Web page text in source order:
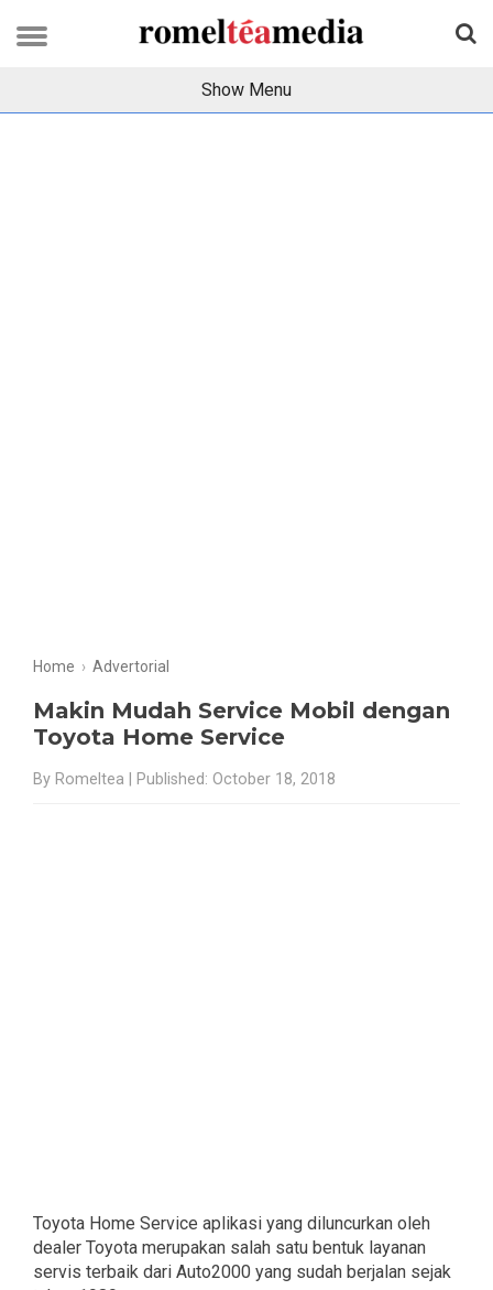
Show Menu
Home › Advertorial
Makin Mudah Service Mobil dengan
Toyota Home Service
By Romeltea | Published: October 18, 2018
Toyota Home Service aplikasi yang diluncurkan oleh
dealer Toyota merupakan salah satu bentuk layanan
servis terbaik dari Auto2000 yang sudah berjalan sejak